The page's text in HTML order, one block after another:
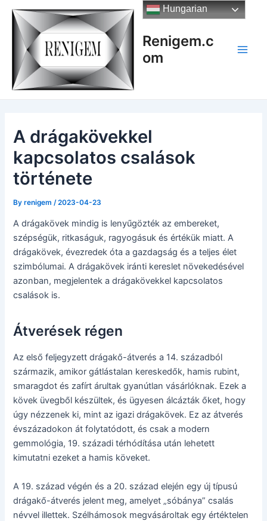
Skip
content
Renigem.c
om
A drágakövekkel
kapcsolatos csalások
története
Byrenigem /2023-04-23
A drágakövek mindig is lenyűgözték az embereket,
szépségük, ritkaságuk, ragyogásuk és értékük miatt. A
drágakövek, évezredek óta a gazdagság és a teljes élet
szimbólumai. A drágakövek iránti kereslet növekedésével
azonban, megjelentek a drágakövekkel kapcsolatos
csalások is.
Átverések régen
Az első feljegyzett drágakő-átverés a 14. századból
származik, amikor gátlástalan kereskedők, hamis rubint,
smaragdot és zafírt árultak gyanútlan vásárlóknak. Ezek a
kövek üvegből készültek, és ügyesen álcázták őket, hogy
úgy nézzenek ki, mint az igazi drágakövek. Ez az átverés
évszázadokon át folytatódott, és csak a modern
gemmológia, 19. századi térhódítása után lehetett
kimutatni ezeket a hamis köveket.
A 19. század végén és a 20. század elején egy új típusú
drágakő-átverés jelent meg, amelyet „sóbánya” csalás
névvel illettek. Szélhámosok megvásároltak egy értéktelen
Hungarian